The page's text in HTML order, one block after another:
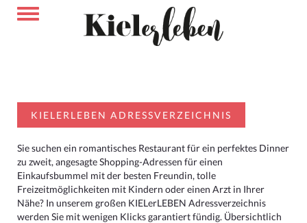
KIELERLEBEN ADRESSVERZEICHNIS
Sie suchen ein romantisches Restaurant für ein perfektes Dinner
zu zweit, angesagte Shopping-Adressen für einen
Einkaufsbummel mit der besten Freundin, tolle
Freizeitmöglichkeiten mit Kindern oder einen Arzt in Ihrer
Nähe? In unserem großen KIELerLEBEN Adressverzeichnis
werden Sie mit wenigen Klicks garantiert fündig. Übersichtlich